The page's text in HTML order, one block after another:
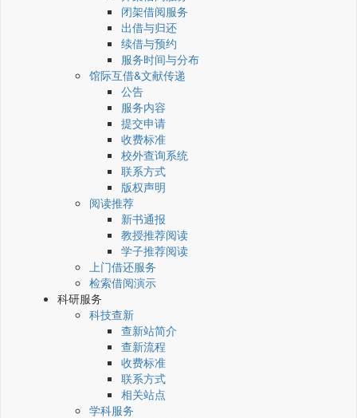
闭架借阅服务
出借与归还
续借与预约
服务时间与分布
馆际互借&文献传递
公告
服务内容
提交申请
收费标准
校外查询系统
联系方式
版权声明
阅读推荐
新书通报
教授推荐阅读
学子推荐阅读
上门借还服务
检索借阅演示
科研服务
科技查新
查新站简介
查新流程
收费标准
联系方式
相关站点
学科服务